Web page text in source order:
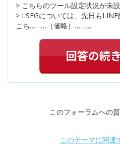
> こちらのツール設定状況が未
> LSEGについては、先日も
こち………（省略）………
このフォーラムへの
このテーマに関連